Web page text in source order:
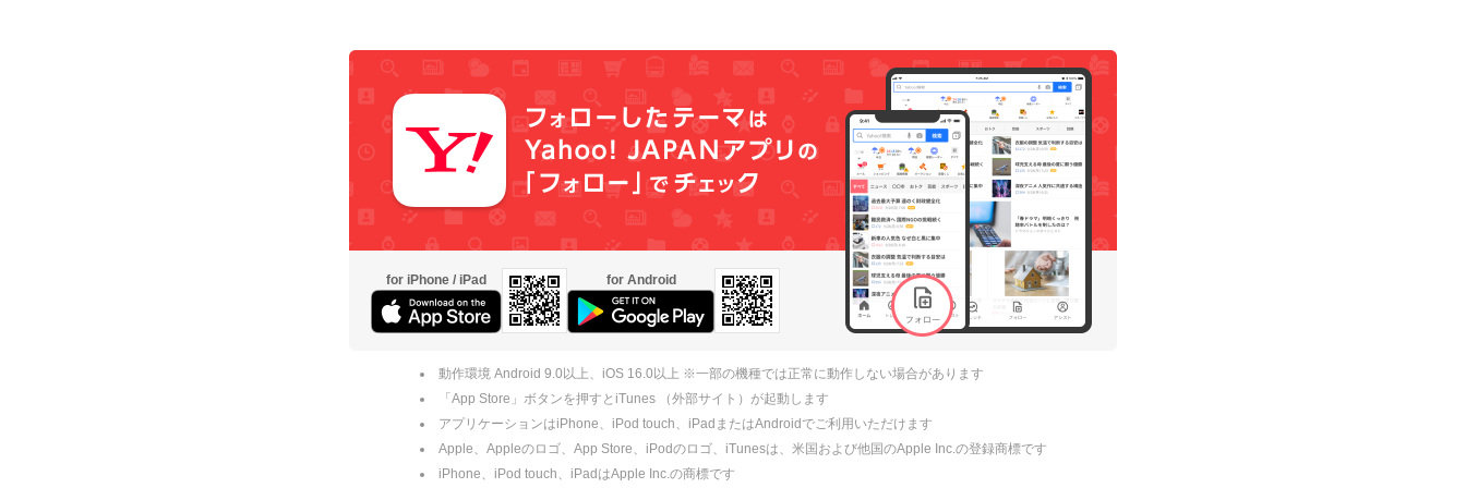
for iPhone / iPad for Android
動作環境 Android 9.0以上、iOS 16.0以上 ※一部の機種では正常に動作しない場合があります
「App Store」ボタンを押すとiTunes （外部サイト）が起動します
アプリケーションはiPhone、iPod touch、iPadまたはAndroidでご利用いただけます
Apple、Appleのロゴ、App Store、iPodのロゴ、iTunesは、米国および他国のApple Inc.の登録商標です
iPhone、iPod touch、iPadはApple Inc.の商標です